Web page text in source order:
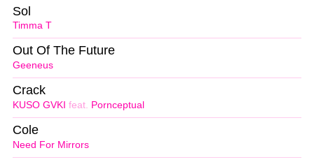
Timma T
Sol
Geeneus
Out Of The Future
KUSO GVKI feat. Pornceptual
Crack
Need For Mirrors
Cole